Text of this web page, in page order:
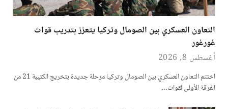
التعاون العسكري بين الصومال وتركيا يتعزز بتدريب قوات
غورغور
أغسطس 8, 2026
اختتم التعاون العسكري بين الصومال وتركيا مرحلة جديدة بتخريج الكتيبة 21 من
الفرقة الأولى لقوات…